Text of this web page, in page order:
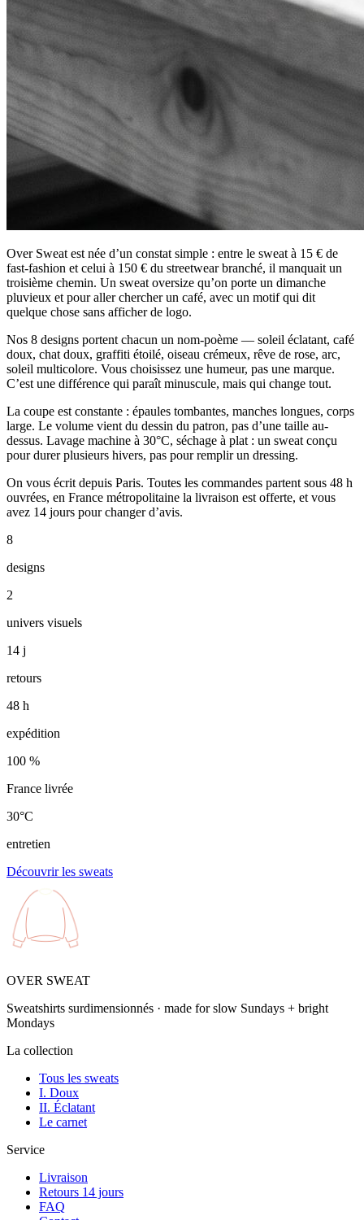
Over Sweat est née d’un constat simple : entre le sweat à 15 € de
fast-fashion et celui à 150 € du streetwear branché, il manquait un
troisième chemin. Un sweat oversize qu’on porte un dimanche
pluvieux et pour aller chercher un café, avec un motif qui dit
quelque chose sans afficher de logo.
Nos 8 designs portent chacun un nom-poème — soleil éclatant, café
doux, chat doux, graffiti étoilé, oiseau crémeux, rêve de rose, arc,
soleil multicolore. Vous choisissez une humeur, pas une marque.
C’est une différence qui paraît minuscule, mais qui change tout.
La coupe est constante : épaules tombantes, manches longues, corps
large. Le volume vient du dessin du patron, pas d’une taille au-
dessus. Lavage machine à 30°C, séchage à plat : un sweat conçu
pour durer plusieurs hivers, pas pour remplir un dressing.
On vous écrit depuis Paris. Toutes les commandes partent sous 48 h
ouvrées, en France métropolitaine la livraison est offerte, et vous
avez 14 jours pour changer d’avis.
8
designs
2
univers visuels
14 j
retours
48 h
expédition
100 %
France livrée
30°C
entretien
Découvrir les sweats
OVER SWEAT
Sweatshirts surdimensionnés · made for slow Sundays + bright
Mondays
La collection
Tous les sweats
I. Doux
II. Éclatant
Le carnet
Service
Livraison
Retours 14 jours
FAQ